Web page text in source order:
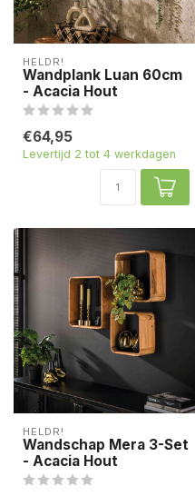
HELDR!
Wandplank Luan 60cm
- Acacia Hout
€64,95
Levertijd 2 tot 4 werkdagen
HELDR!
Wandschap Mera 3-Set
- Acacia Hout